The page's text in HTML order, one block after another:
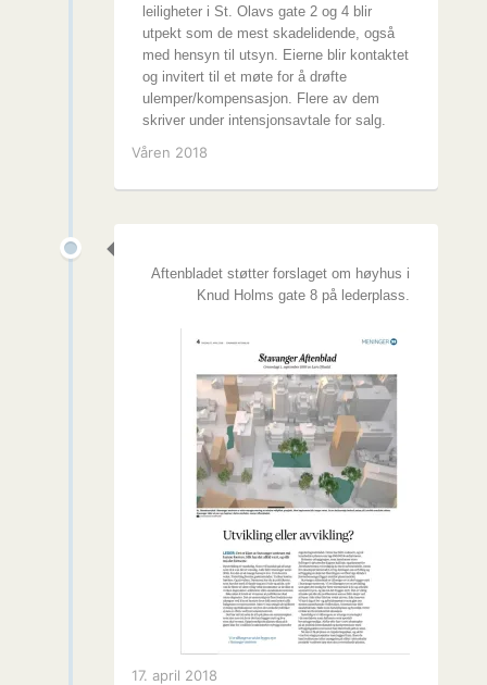
leiligheter i St. Olavs gate 2 og 4 blir
utpekt som de mest skadelidende, også
med hensyn til utsyn. Eierne blir kontaktet
og invitert til et møte for å drøfte
ulemper/kompensasjon. Flere av dem
skriver under intensjonsavtale for salg.
Våren 2018
Aftenbladet støtter forslaget om høyhus i
Knud Holms gate 8 på lederplass.
17. april 2018